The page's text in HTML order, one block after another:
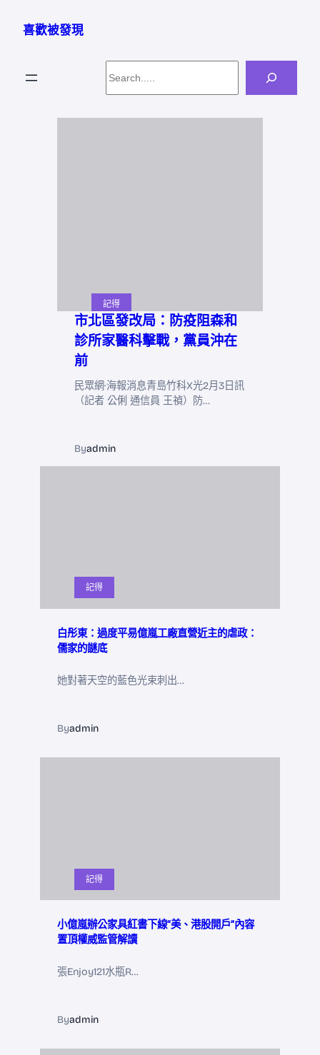
喜歡被發現
記得
市北區發改局：防疫阻森和
診所家醫科擊戰，黨員沖在
前
民眾網·海報消息青島竹科X光2月3日訊
（記者 公俐 通信員 王禎）防…
Byadmin
記得
白彤東：過度平易億嵐工廠直營近主的虐政：
儒家的謎底
她對著天空的藍色光束刺出…
Byadmin
記得
小億嵐辦公家具紅書下線“美、港股開戶”內容
置頂權威監管解讀
張Enjoy121水瓶R…
Byadmin